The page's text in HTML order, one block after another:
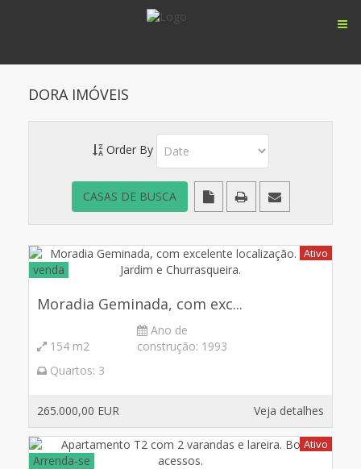
DORA IMÓVEIS
Order By
Ativo
venda
Moradia Geminada, com exc...
154 m2
Ano de
construção: 1993
Quartos: 3
265.000,00 EUR Veja detalhes
Ativo
Arrenda-se